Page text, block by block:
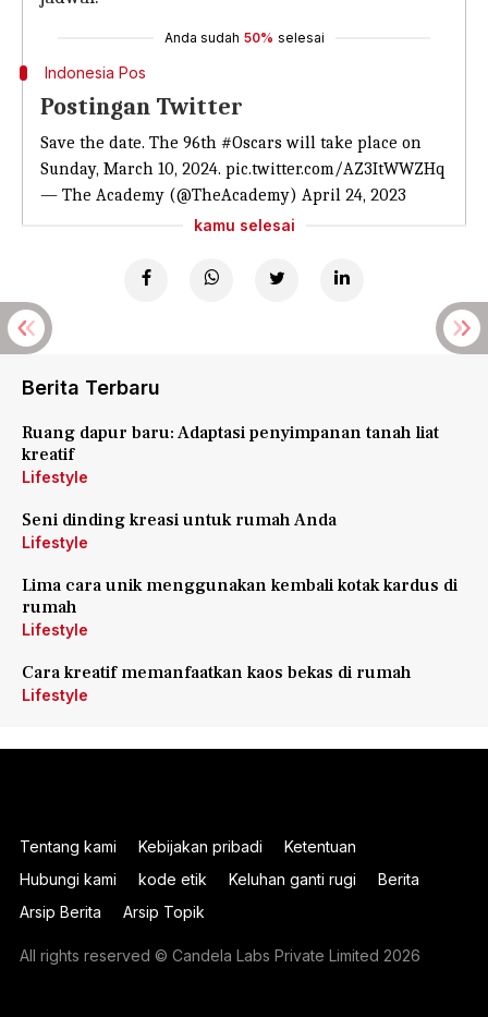
Anda sudah 50% selesai
Indonesia Pos
Postingan Twitter
Save the date. The 96th #Oscars will take place on
Sunday, March 10, 2024. pic.twitter.com/AZ3ItWWZHq
— The Academy (@TheAcademy) April 24, 2023
kamu selesai
Berita Terbaru
Ruang dapur baru: Adaptasi penyimpanan tanah liat
kreatif
Lifestyle
Seni dinding kreasi untuk rumah Anda
Lifestyle
Lima cara unik menggunakan kembali kotak kardus di
rumah
Lifestyle
Cara kreatif memanfaatkan kaos bekas di rumah
Lifestyle
Tentang kami Kebijakan pribadi
Ketentuan
Hubungi kami
kode etik Keluhan ganti rugi
Berita
Arsip Berita
Arsip Topik
All rights reserved © Candela Labs Private Limited 2026